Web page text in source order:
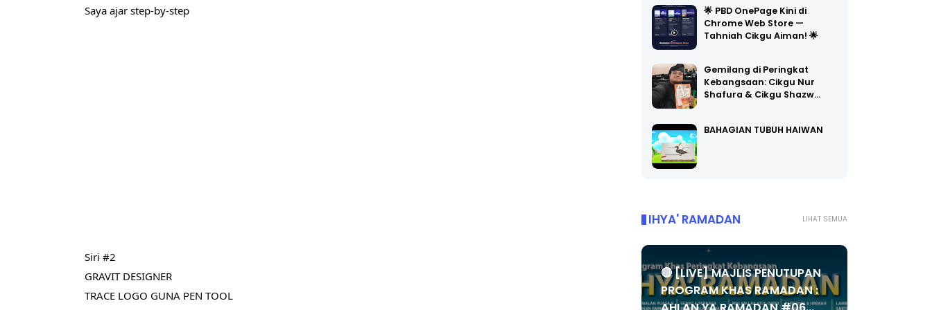
Saya ajar step-by-step
Siri #2
GRAVIT DESIGNER
TRACE LOGO GUNA PEN TOOL
🌟 PBD OnePage Kini di
Chrome Web Store —
Tahniah Cikgu Aiman! 🌟
Gemilang di Peringkat
Kebangsaan: Cikgu Nur
Shafura & Cikgu Shazw…
BAHAGIAN TUBUH HAIWAN
LIHAT SEMUA
IHYA' RAMADAN
🔴 [LIVE] MAJLIS PENUTUPAN
PROGRAM KHAS RAMADAN :